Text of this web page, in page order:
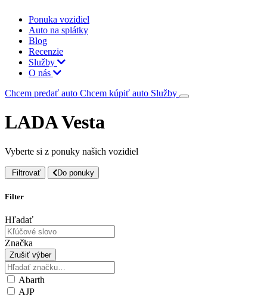
Ponuka vozidiel
Auto na splátky
Blog
Recenzie
Služby
O nás
Chcem predať auto Chcem kúpiť auto Služby
LADA Vesta
Vyberte si z ponuky našich vozidiel
Filtrovať Do ponuky
Filter
Hľadať
Značka
Zrušiť výber
Abarth
AJP